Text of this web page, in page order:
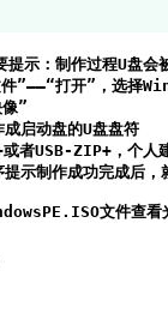
提示：制作过程U盘会
”——“打开”，选择
”
启动盘的U盘盘符
或者USB-ZIP+，个
示制作成功完成后，
文件查看